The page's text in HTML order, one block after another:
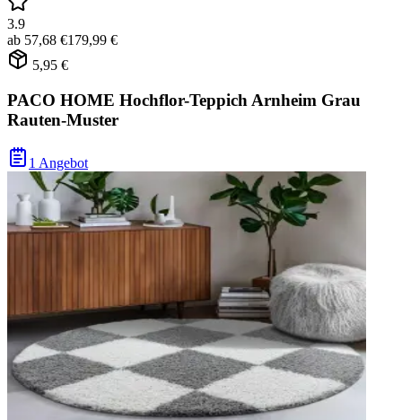
3.9
ab 57,68 €179,99 €
5,95 €
PACO HOME Hochflor-Teppich Arnheim Grau
Rauten-Muster
1 Angebot